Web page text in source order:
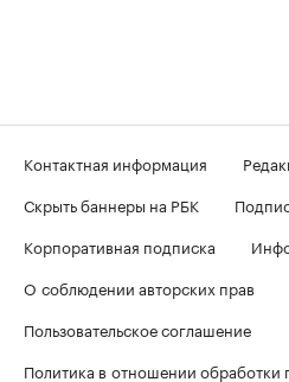
Контактная информация
Скрыть баннеры на РБК
Корпоративная подписка
О соблюдении авторских прав
Пользовательское соглашение
Политика в отношении обработки